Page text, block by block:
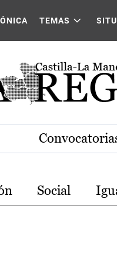
Mancha
TEMAS
Social